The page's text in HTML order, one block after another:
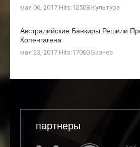
мая 06, 2017 Hits:12508 Культура
Австралийские Банкиры Решили
Копенгагена
мая 23, 2017 Hits:17060 Бизнес
партнеры